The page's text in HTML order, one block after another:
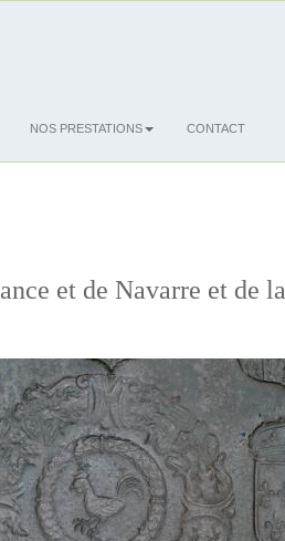
NOS PRESTATIONS CONTACT
et de Navarre et